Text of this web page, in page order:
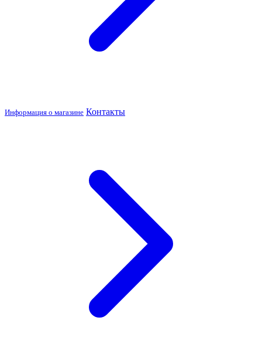
Информация о магазине Контакты